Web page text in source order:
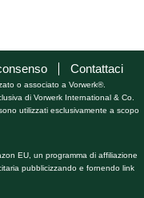
Contattaci
o associato a Vorwerk®.
di Vorwerk International & Co.
utilizzati esclusivamente a scopo
EU, un programma di affiliazione
pubblicizzando e fornendo link